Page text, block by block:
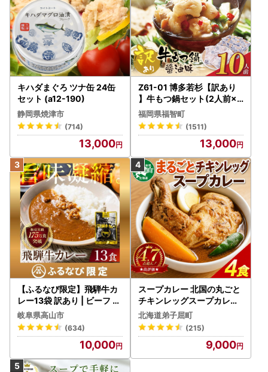
キハダまぐろ ツナ缶 24缶
セット (a12-190)
静岡県焼津市
(714)
13,000
Z61-01 博多若杉【訳あり
】牛もつ鍋セット(2人前×5
) 10人前 もつ鍋
福岡県福智町
(1511)
13,000
【ふるなび限定】飛騨牛カ
レー13袋 訳あり | ビーフ レ
トルト 訳あり DC006-CP
01 FN-Limited-VO
岐阜県高山市
(634)
10,000
スープカレー 北国の丸ごと
チキンレッグスープカレー
4個 3739
北海道弟子屈町
(215)
9,000